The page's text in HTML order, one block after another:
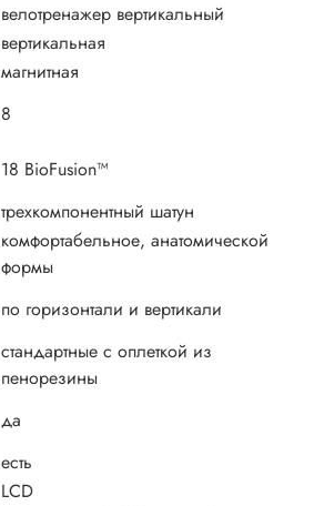
велотренажер вертикальный
вертикальная
магнитная
8
18 BioFusion™
трехкомпонентный шатун
комфортабельное, анатомической
формы
по горизонтали и вертикали
стандартные с оплеткой из
пенорезины
да
есть
LCD